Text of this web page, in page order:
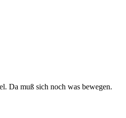
Da muß sich noch was bewegen.